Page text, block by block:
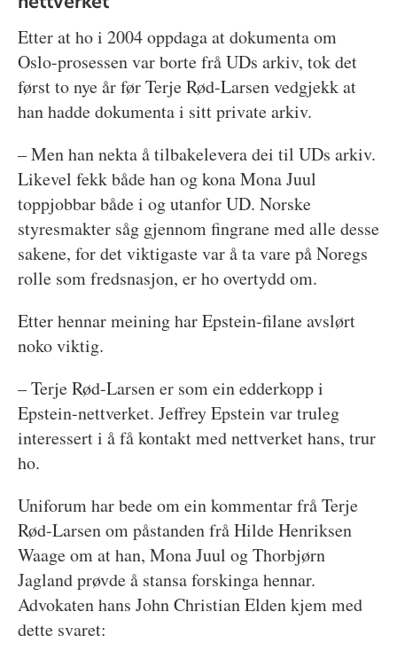
Etter at ho i 2004 oppdaga at dokumenta om
Oslo-prosessen var borte frå UDs arkiv, tok det
først to nye år før Terje Rød-Larsen vedgjekk at
han hadde dokumenta i sitt private arkiv.
– Men han nekta å tilbakelevera dei til UDs arkiv.
Likevel fekk både han og kona Mona Juul
toppjobbar både i og utanfor UD. Norske
styresmakter såg gjennom fingrane med alle desse
sakene, for det viktigaste var å ta vare på Noregs
rolle som fredsnasjon, er ho overtydd om.
Etter hennar meining har Epstein-filane avslørt
noko viktig.
– Terje Rød-Larsen er som ein edderkopp i
Epstein-nettverket. Jeffrey Epstein var truleg
interessert i å få kontakt med nettverket hans, trur
ho.
Uniforum har bede om ein kommentar frå Terje
Rød-Larsen om påstanden frå Hilde Henriksen
Waage om at han, Mona Juul og Thorbjørn
Jagland prøvde å stansa forskinga hennar.
Advokaten hans John Christian Elden kjem med
dette svaret: